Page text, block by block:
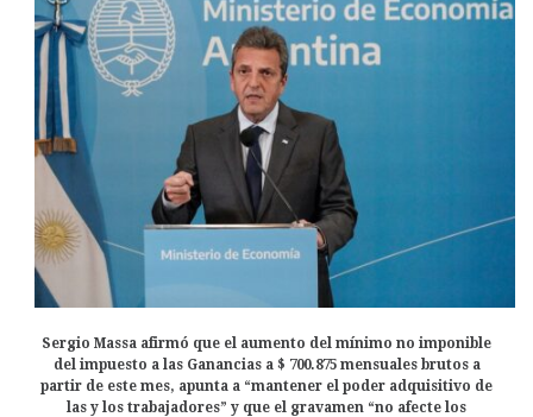
Sergio Massa afirmó que el aumento del mínimo no imponible
del impuesto a las Ganancias a $ 700.875 mensuales brutos a
partir de este mes, apunta a “mantener el poder adquisitivo de
las y los trabajadores” y que el gravamen “no afecte los